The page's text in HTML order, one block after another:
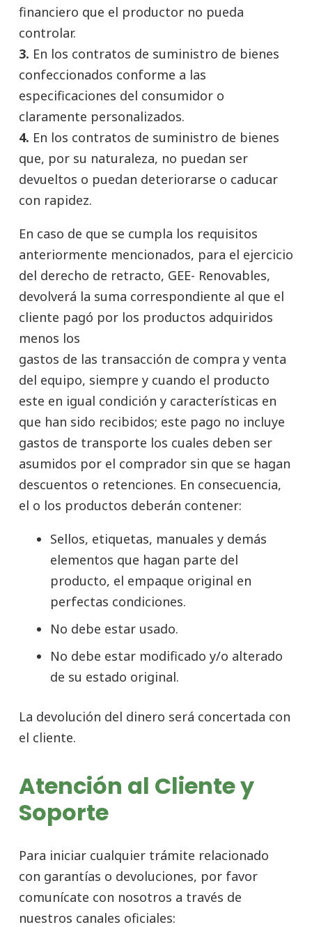
financiero que el productor no pueda
controlar.
3. En los contratos de suministro de bienes
confeccionados conforme a las
especificaciones del consumidor o
claramente personalizados.
4. En los contratos de suministro de bienes
que, por su naturaleza, no puedan ser
devueltos o puedan deteriorarse o caducar
con rapidez.
En caso de que se cumpla los requisitos
anteriormente mencionados, para el ejercicio
del derecho de retracto, GEE- Renovables,
devolverá la suma correspondiente al que el
cliente pagó por los productos adquiridos
menos los
gastos de las transacción de compra y venta
del equipo, siempre y cuando el producto
este en igual condición y características en
que han sido recibidos; este pago no incluye
gastos de transporte los cuales deben ser
asumidos por el comprador sin que se hagan
descuentos o retenciones. En consecuencia,
el o los productos deberán contener:
Sellos, etiquetas, manuales y demás
elementos que hagan parte del
producto, el empaque original en
perfectas condiciones.
No debe estar usado.
No debe estar modificado y/o alterado
de su estado original.
La devolución del dinero será concertada con
el cliente.
Atención al Cliente y
Soporte
Para iniciar cualquier trámite relacionado
con garantías o devoluciones, por favor
comunícate con nosotros a través de
nuestros canales oficiales: